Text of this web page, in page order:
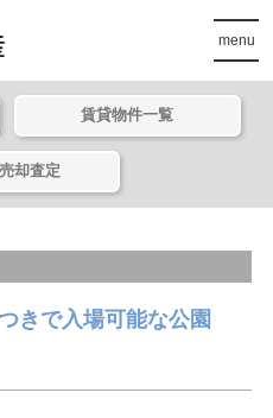
menu
賃貸物件一覧
却査定
きで入場可能な公園